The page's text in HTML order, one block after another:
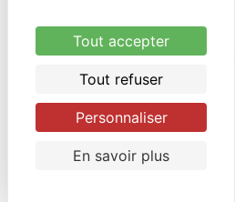
Tout accepter
Tout refuser
Personnaliser
En savoir plus